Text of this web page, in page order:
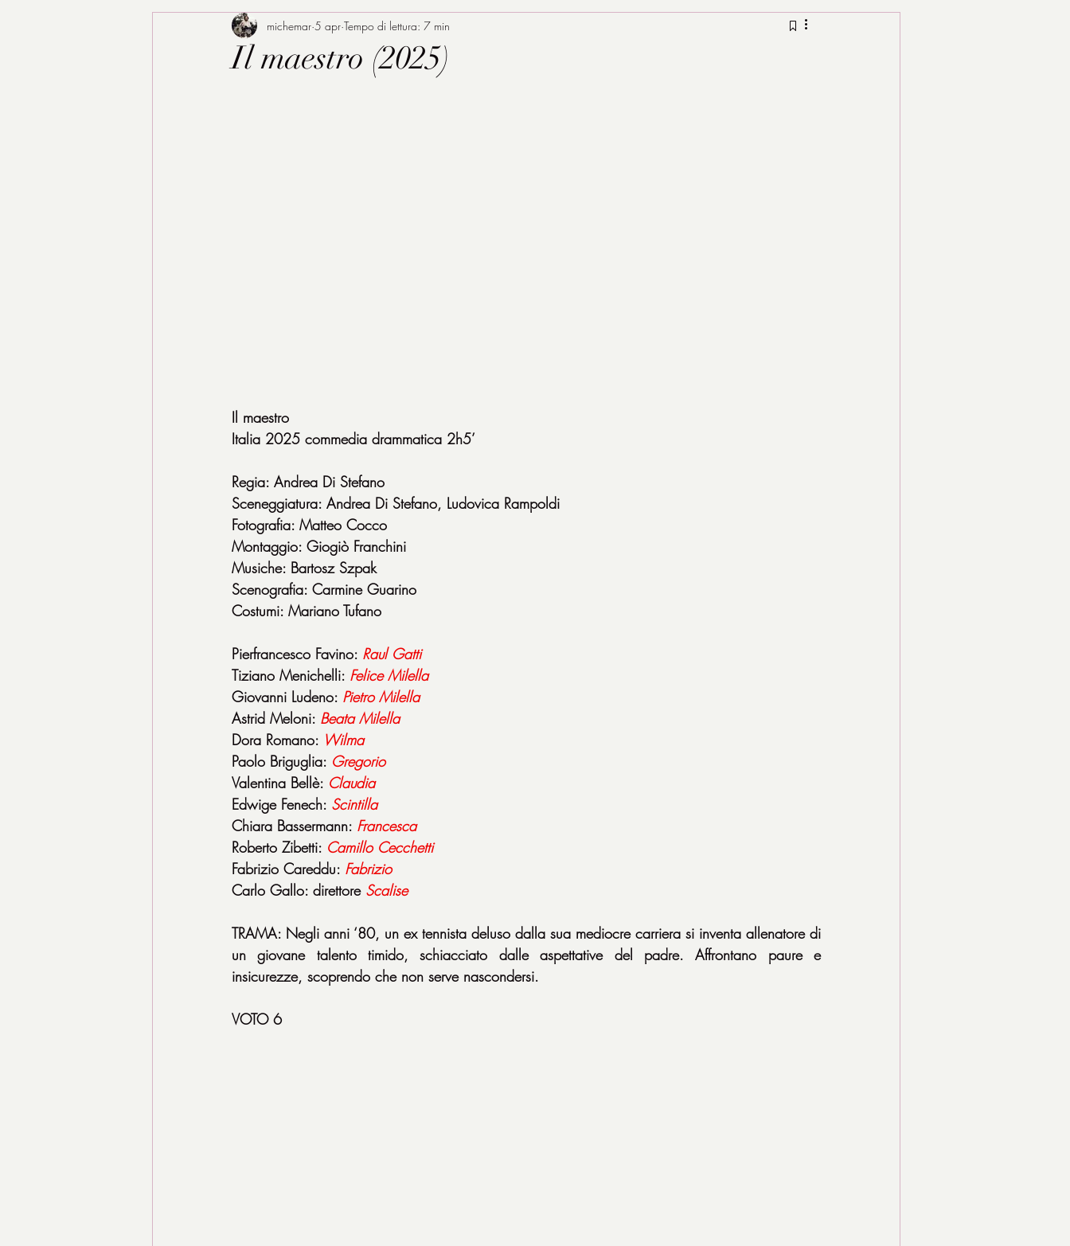
Il maestro (2025)
michemar 5 apr Tempo di lettura: 7 min
Il maestro
Italia 2025 commedia drammatica 2h5’
Regia: Andrea Di Stefano
Sceneggiatura: Andrea Di Stefano, Ludovica Rampoldi
Fotografia: Matteo Cocco
Montaggio: Giogiò Franchini
Musiche: Bartosz Szpak
Scenografia: Carmine Guarino
Costumi: Mariano Tufano
Pierfrancesco Favino: Raul Gatti
Tiziano Menichelli: Felice Milella
Giovanni Ludeno: Pietro Milella
Astrid Meloni: Beata Milella
Dora Romano: Wilma
Paolo Briguglia: Gregorio
Valentina Bellè: Claudia
Edwige Fenech: Scintilla
Chiara Bassermann: Francesca
Roberto Zibetti: Camillo Cecchetti
Fabrizio Careddu: Fabrizio
Carlo Gallo: direttore Scalise
TRAMA: Negli anni ‘80, un ex tennista deluso dalla sua mediocre carriera si inventa allenatore di
un giovane talento timido, schiacciato dalle aspettative del padre. Affrontano paure e
insicurezze, scoprendo che non serve nascondersi.
VOTO 6